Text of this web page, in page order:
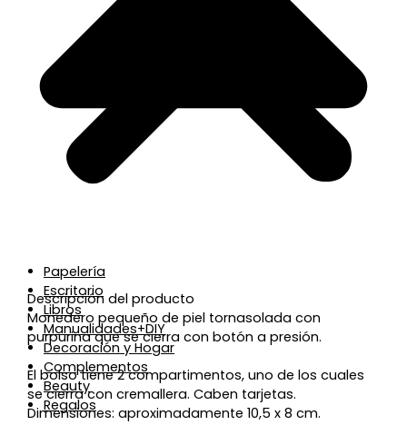
Papelería
Escritorio
Libros
Manualidades+DIY
Decoración y Hogar
Complementos
Beauty
Regalos
Descripción del producto
Monedero pequeño de piel tornasolada con
purpurina que se cierra con botón a presión.
El bolso tiene 2 compartimentos, uno de los cuales
se cierra con cremallera. Caben tarjetas.
Dimensiones: aproximadamente 10,5 x 8 cm.